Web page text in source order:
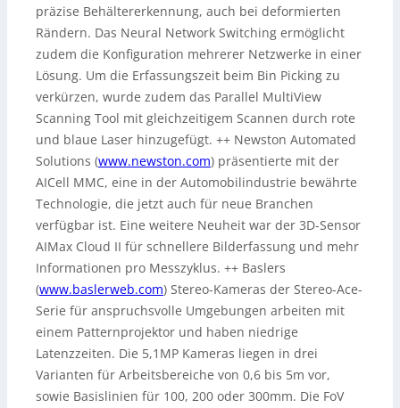
präzise Behältererkennung, auch bei deformierten
Rändern. Das Neural Network Switching ermöglicht
zudem die Konfiguration mehrerer Netzwerke in einer
Lösung. Um die Erfassungszeit beim Bin Picking zu
verkürzen, wurde zudem das Parallel MultiView
Scanning Tool mit gleichzeitigem Scannen durch rote
und blaue Laser hinzugefügt. ++ Newston Automated
Solutions (www.newston.com) präsentierte mit der
AICell MMC, eine in der Automobilindustrie bewährte
Technologie, die jetzt auch für neue Branchen
verfügbar ist. Eine weitere Neuheit war der 3D-Sensor
AIMax Cloud II für schnellere Bilderfassung und mehr
Informationen pro Messzyklus. ++ Baslers
(www.baslerweb.com) Stereo-Kameras der Stereo-Ace-
Serie für anspruchsvolle Umgebungen arbeiten mit
einem Patternprojektor und haben niedrige
Latenzzeiten. Die 5,1MP Kameras liegen in drei
Varianten für Arbeitsbereiche von 0,6 bis 5m vor,
sowie Basislinien für 100, 200 oder 300mm. Die FoV